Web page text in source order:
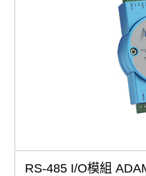
RS-485 I/O模組